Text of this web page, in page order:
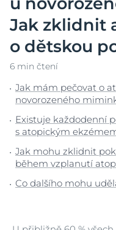
Jak zklidnit
o dětskou
6 min čtení
Jak mám pečovat o
novorozeného
Existuje každodenní
s atopickým
Jak mohu zklidnit
během vzplanutí
Co dalšího mohu